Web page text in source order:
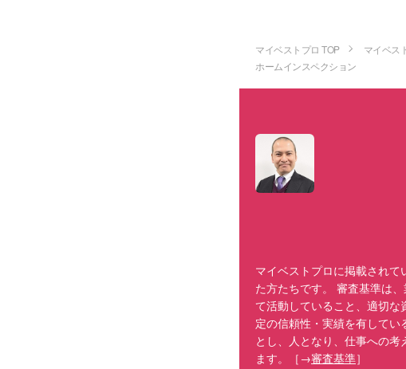
マイベストプロ TOP マイベス
ホームインスペクション
マイベストプロに掲載され
た方たちです。 審査基準は
て活動していること、適切
定の信頼性・実績を有して
とし、人となり、仕事への
ます。［→審査基準］